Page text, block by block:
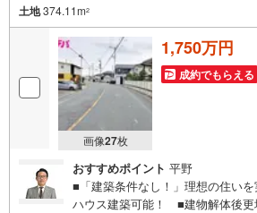
土地374.11m2
画像27枚
1,750万円
成約でもらえる
おすすめポイント 平野
■「建築条件なし！」理想の住い
ハウス建築可能！ ■建物解体後